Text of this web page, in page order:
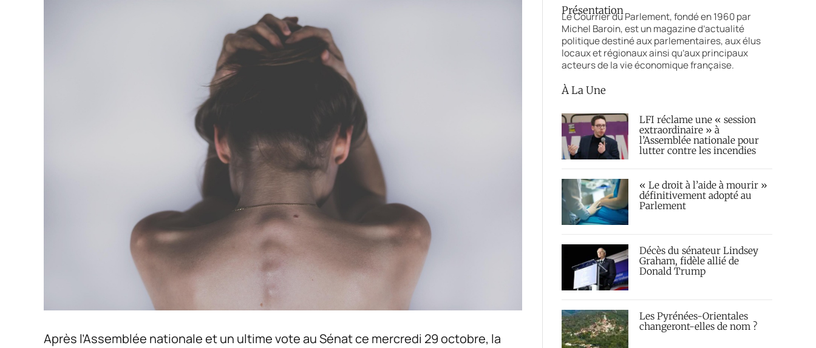
Après l’Assemblée nationale et un ultime vote au Sénat ce mercredi 29 octobre, la
Présentation
Le Courrier du Parlement, fondé en 1960 par
Michel Baroin, est un magazine d’actualité
politique destiné aux parlementaires, aux élus
locaux et régionaux ainsi qu’aux principaux
acteurs de la vie économique française.
À La Une
LFI réclame une « session
extraordinaire » à
l’Assemblée nationale pour
lutter contre les incendies
« Le droit à l’aide à mourir »
définitivement adopté au
Parlement
Décès du sénateur Lindsey
Graham, fidèle allié de
Donald Trump
Les Pyrénées-Orientales
changeront-elles de nom ?